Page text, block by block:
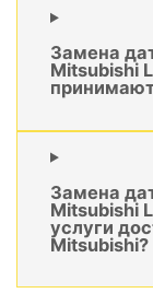
Замена
Mitsubishi
Замена
Mitsubishi
услуги
Mitsubishi?